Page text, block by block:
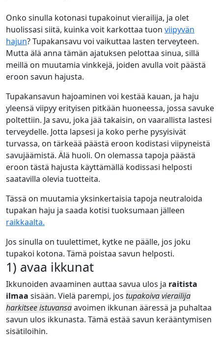
Onko sinulla kotonasi tupakoinut vierailija, ja olet
huolissasi siitä, kuinka voit karkottaa tuon viipyvän
hajun? Tupakansavu voi vaikuttaa lasten terveyteen.
Mutta älä anna tämän ajatuksen pelottaa sinua, sillä
meillä on muutamia vinkkejä, joiden avulla voit päästä
eroon savun hajusta.
Tupakansavun hajoaminen voi kestää kauan, ja haju
yleensä viipyy erityisen pitkään huoneessa, jossa savuke
poltettiin. Ja savu, joka jää takaisin, on vaarallista lastesi
terveydelle. Jotta lapsesi ja koko perhe pysyisivät
turvassa, on tärkeää päästä eroon kodistasi viipyneistä
savujäämistä. Älä huoli. On olemassa tapoja päästä
eroon tästä hajusta käyttämällä kodissasi helposti
saatavilla olevia tuotteita.
Tässä on muutamia yksinkertaisia tapoja neutraloida
tupakan haju ja saada kotisi tuoksumaan jälleen
raikkaalta.
Jos sinulla on tuulettimet, kytke ne päälle, jos joku
tupakoi kotona. Tämä poistaa savun helposti.
1) avaa ikkunat
Ikkunoiden avaaminen auttaa savua ulos ja raitista
ilmaa sisään. Vielä parempi, jos tupakoiva vierailija
harkitsee istuvansaavoimen ikkunan ääressä ja puhaltaa
savun ulos ikkunasta. Tämä estää savun kerääntymisen
sisätiloihin.